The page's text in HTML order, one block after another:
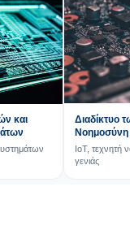
και
Διαδίκτυο
Νοημοσύνη
IoT, τεχνητή
γενιάς